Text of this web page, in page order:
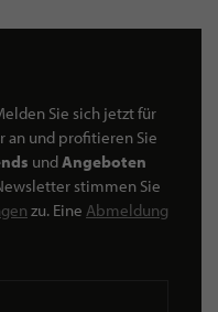
Sie sich jetzt für
an und profitieren Sie
undAngeboten
stimmen Sie
zu. Eine Abmeldung